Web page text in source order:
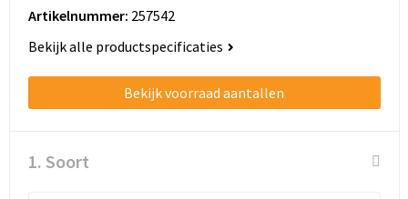
Artikelnummer: 257542
Bekijk alle productspecificaties
Bekijk voorraad aantallen
1. Soort